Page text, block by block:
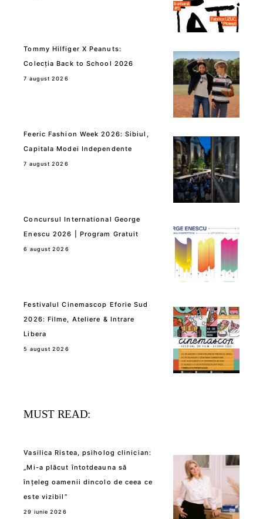
Tommy Hilfiger X Peanuts:
Colecția Back to School 2026
7 august 2026
Feeric Fashion Week 2026: Sibiul,
Capitala Modei Independente
7 august 2026
Concursul International George
Enescu 2026 | Program Gratuit
6 august 2026
Festivalul Cinemascop Eforie Sud
2026: Filme, Ateliere & Intrare
Libera
5 august 2026
MUST READ:
Vasilica Ristea, psiholog clinician:
„Mi-a plăcut întotdeauna să
înțeleg oamenii dincolo de ceea ce
este vizibil”
29 iunie 2026